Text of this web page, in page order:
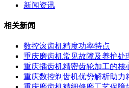
新闻资讯
相关新闻
数控滚齿机精度功率特点
重庆磨齿机常见故障及养护处
重庆插齿机精密齿轮加工的核
重庆数控剃齿机优势解析助力